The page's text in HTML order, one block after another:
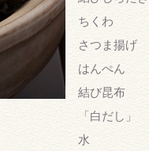
ちくわ
さつま揚げ
はんぺん
結び昆布
「白だし」
水